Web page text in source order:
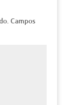
Campos